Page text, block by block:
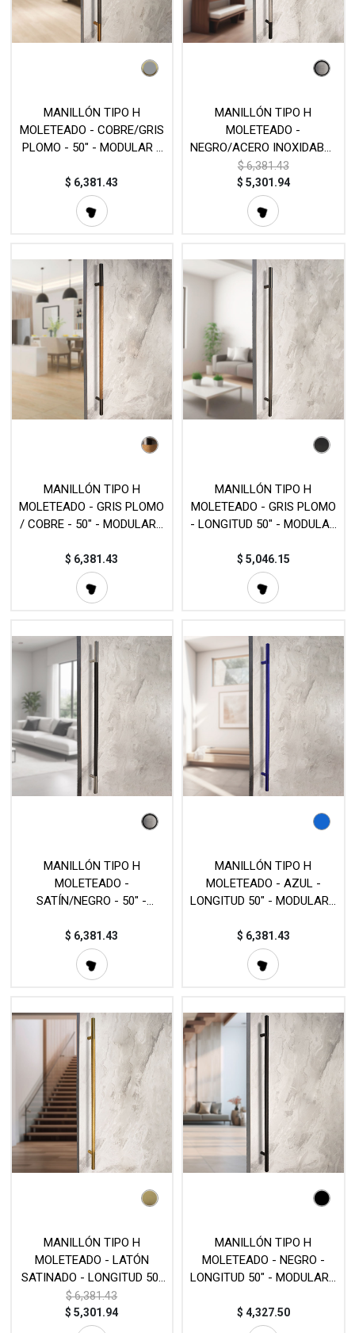
MANILLÓN TIPO H
MOLETEADO - COBRE/GRIS
PLOMO - 50" - MODULAR -
MOD. L22 (SET)
$ 6,381.43
MANILLÓN TIPO H
MOLETEADO -
NEGRO/ACERO INOXIDABLE
- LONGITUD 50" - MODULAR
- ACERO INOXIDABLE 304 -
MOD. L22 (SET)
$6,381.43
$ 5,301.94
MANILLÓN TIPO H
MOLETEADO - GRIS PLOMO
/ COBRE - 50" - MODULAR -
MOD. L22 (SET)
$ 6,381.43
MANILLÓN TIPO H
MOLETEADO - GRIS PLOMO
- LONGITUD 50" - MODULAR
MOD. L22 (SET)
$ 5,046.15
MANILLÓN TIPO H
MOLETEADO -
SATÍN/NEGRO - 50" -
INOXIDABLE 304 - MOD. L22
(SET)
$ 6,381.43
MANILLÓN TIPO H
MOLETEADO - AZUL -
LONGITUD 50" - MODULAR -
MOD. L22 (SET)
$ 6,381.43
MANILLÓN TIPO H
MOLETEADO - LATÓN
SATINADO - LONGITUD 50"
- MODULAR - ACERO
INOXIDABLE 304 - MOD. L22
(SET)
$6,381.43
$5,301.94
MANILLÓN TIPO H
MOLETEADO - NEGRO -
LONGITUD 50" - MODULAR -
MOD. L22 (SET)
$ 4,327.50